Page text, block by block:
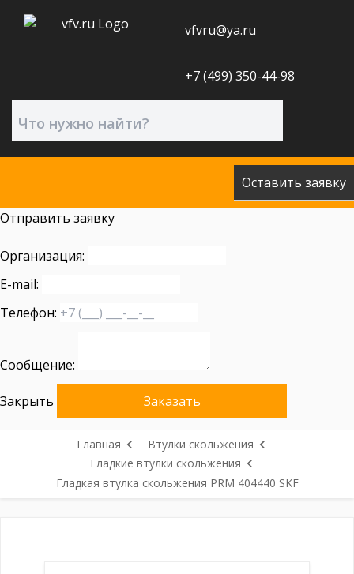
vfvru@ya.ru
+7 (499) 350-44-98
Оставить заявку
Отправить заявку
Организация:
E-mail:
Телефон:
Сообщение:
Закрыть Заказать
Главная
Втулки скольжения
Гладкие втулки скольжения
Гладкая втулка скольжения PRM 404440 SKF